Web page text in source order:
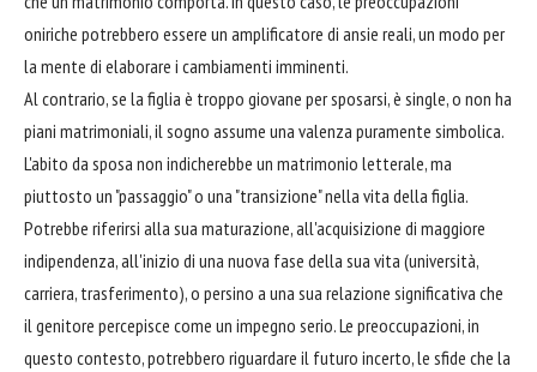
oniriche potrebbero essere un amplificatore di ansie reali, un modo per
la mente di elaborare i cambiamenti imminenti.
Al contrario, se la figlia è troppo giovane per sposarsi, è single, o non ha
piani matrimoniali, il sogno assume una valenza puramente simbolica.
L'abito da sposa non indicherebbe un matrimonio letterale, ma
piuttosto un "passaggio" o una "transizione" nella vita della figlia.
Potrebbe riferirsi alla sua maturazione, all'acquisizione di maggiore
indipendenza, all'inizio di una nuova fase della sua vita (università,
carriera, trasferimento), o persino a una sua relazione significativa che
il genitore percepisce come un impegno serio. Le preoccupazioni, in
questo contesto, potrebbero riguardare il futuro incerto, le sfide che la